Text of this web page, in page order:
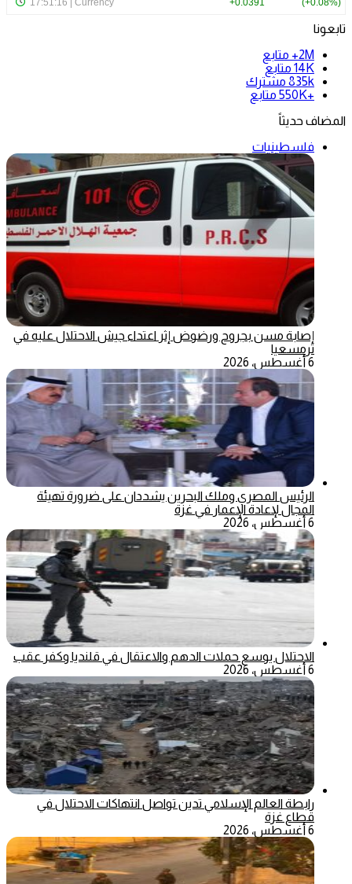
تابعونا
2M+
متابع
14K متابع
835k مشترك
+550K
متابع
المضاف حديثاً
فلسطينيات
إصابة مسن بجروح ورضوض إثر اعتداء جيش الاحتلال عليه في
ترمسعيا
6 أغسطس، 2026
الرئيس المصري وملك البحرين يشددان على ضرورة تهيئة
المجال لإعادة الإعمار في غزة
6 أغسطس، 2026
الاحتلال يوسع حملات الدهم والاعتقال في قلنديا وكفر عقب
6 أغسطس، 2026
رابطة العالم الإسلامي تدين تواصل انتهاكات الاحتلال في
قطاع غزة
6 أغسطس، 2026